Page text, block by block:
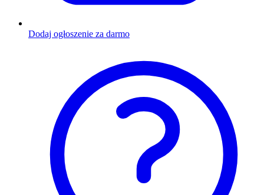
Dodaj ogłoszenie za darmo